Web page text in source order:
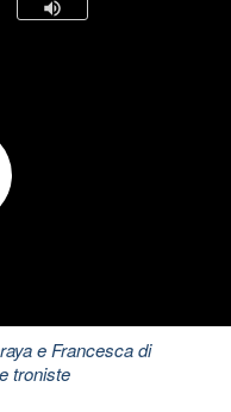
e Francesca di
troniste